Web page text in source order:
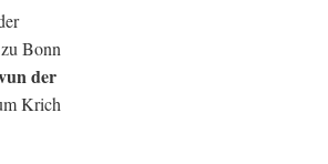
Bonn
der
Krich